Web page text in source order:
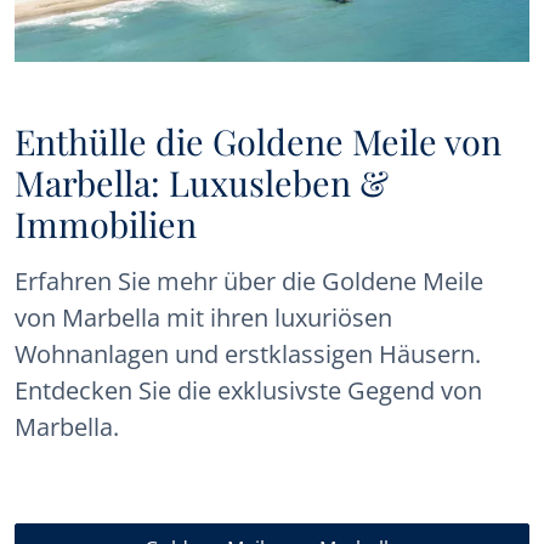
Enthülle die Goldene Meile von
Marbella: Luxusleben &
Immobilien
Erfahren Sie mehr über die Goldene Meile
von Marbella mit ihren luxuriösen
Wohnanlagen und erstklassigen Häusern.
Entdecken Sie die exklusivste Gegend von
Marbella.